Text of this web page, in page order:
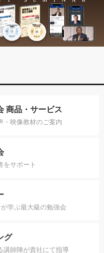
商品・サービス
・映像教材のご案内
をサポート
学ぶ最大級の勉強会
グ
講師陣が貴社にて指導